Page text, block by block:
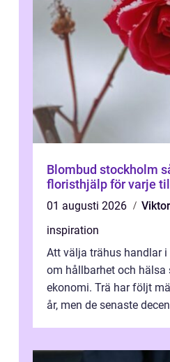
Blombud stockholm så väljer du rätt
floristhjälp för varje
01 augusti 2026
inspiration
Att välja trähus handlar
om hållbarhet och hälsa
ekonomi. Trä har följt
år, men de senaste